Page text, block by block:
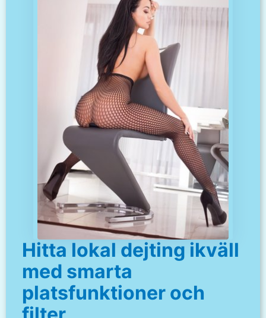
Hitta lokal dejting ikväll
med smarta
platsfunktioner och